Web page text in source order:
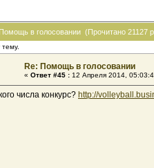
в голосовании (Прочитано 21127
тему.
Re: Помощь в голосовании
« Ответ #45 : 12 Апреля 2014,
числа конкурс? http://